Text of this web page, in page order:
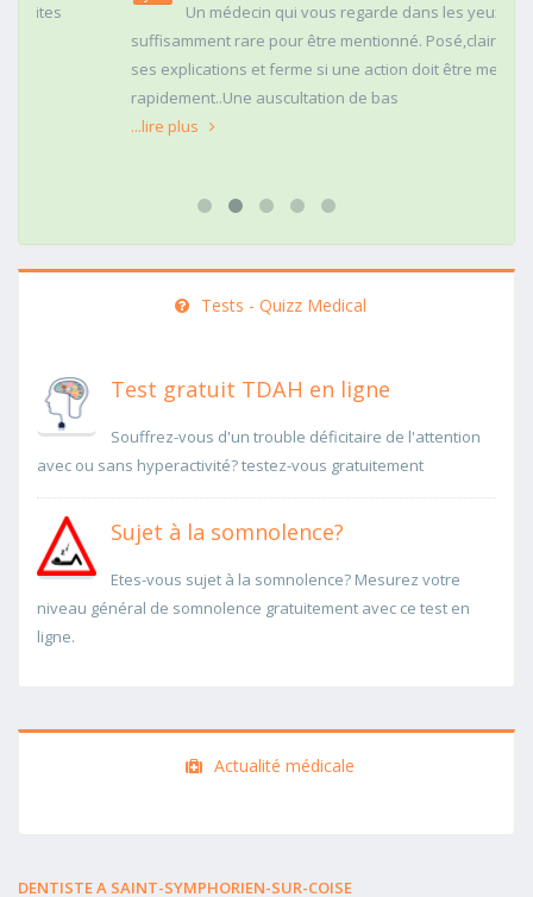
Un médecin qui vous regarde dans les yeux c'est
suffisamment rare pour être mentionné. Posé,clair dans
ses explications et ferme si une action doit être menée
rapidement..Une auscultation de bas
...lire plus
Tests - Quizz Medical
Test gratuit TDAH en ligne
Souffrez-vous d'un trouble déficitaire de l'attention
avec ou sans hyperactivité? testez-vous gratuitement
Sujet à la somnolence?
Etes-vous sujet à la somnolence? Mesurez votre
niveau général de somnolence gratuitement avec ce test en
ligne.
Actualité médicale
DENTISTE A SAINT-SYMPHORIEN-SUR-COISE